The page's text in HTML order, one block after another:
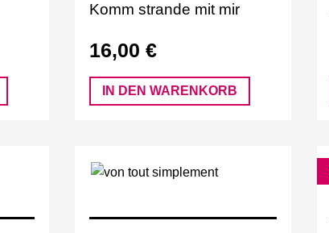
Komm strande mit mir
16,00 €
IN DEN WARENKORB